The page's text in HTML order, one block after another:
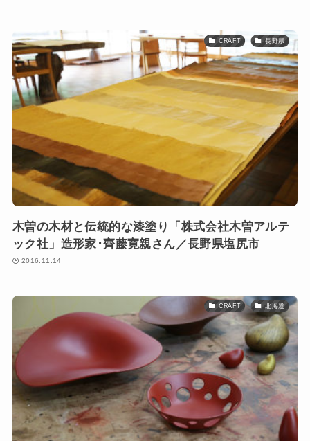
CRAFT 長野県
木曽の木材と伝統的な漆塗り「株式会社木曽アルテ
ック社」造形家･齊藤寛親さん／長野県塩尻市
2016.11.14
CRAFT 北海道